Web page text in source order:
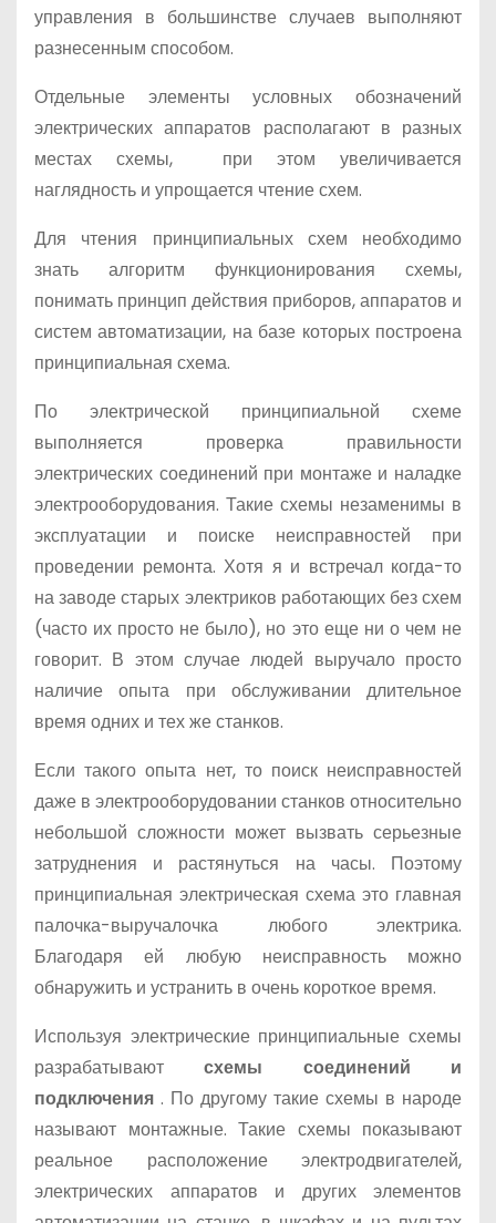
управления в большинстве случаев выполняют
разнесенным способом.
Отдельные элементы условных обозначений
электрических аппаратов располагают в разных
местах схемы, при этом увеличивается
наглядность и упрощается чтение схем.
Для чтения принципиальных схем необходимо
знать алгоритм функционирования схемы,
понимать принцип действия приборов, аппаратов и
систем автоматизации, на базе которых построена
принципиальная схема.
По электрической принципиальной схеме
выполняется проверка правильности
электрических соединений при монтаже и наладке
электрооборудования. Такие схемы незаменимы в
эксплуатации и поиске неисправностей при
проведении ремонта. Хотя я и встречал когда-то
на заводе старых электриков работающих без схем
(часто их просто не было), но это еще ни о чем не
говорит. В этом случае людей выручало просто
наличие опыта при обслуживании длительное
время одних и тех же станков.
Если такого опыта нет, то поиск неисправностей
даже в электрооборудовании станков относительно
небольшой сложности может вызвать серьезные
затруднения и растянуться на часы. Поэтому
принципиальная электрическая схема это главная
палочка-выручалочка любого электрика.
Благодаря ей любую неисправность можно
обнаружить и устранить в очень короткое время.
Используя электрические принципиальные схемы
разрабатываютсхемы соединений и
подключения . По другому такие схемы в народе
называют монтажные. Такие схемы показывают
реальное расположение электродвигателей,
электрических аппаратов и других элементов